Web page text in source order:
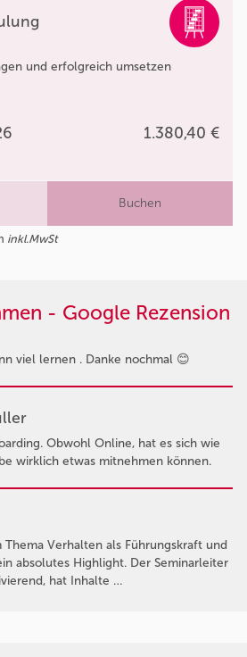
und erfolgreich umsetzen
1.380,40 €
Buchen
inkl.MwSt
- Google Rezension
viel lernen . Danke nochmal 😊
Obwohl Online, hat es sich wie
wirklich etwas mitnehmen können.
Verhalten als Führungskraft und
absolutes Highlight. Der Seminarleiter
hat Inhalte …